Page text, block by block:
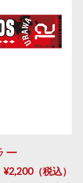
ー
¥2,200（税込）